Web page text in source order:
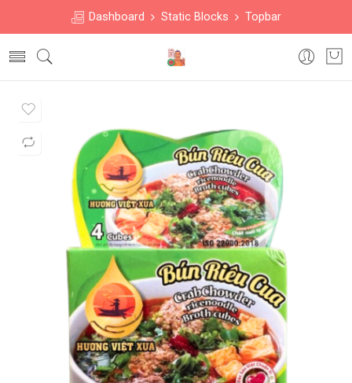
Dashboard Static Blocks Topbar